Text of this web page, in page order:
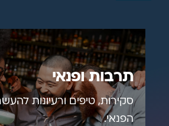
תרבות ופנאי
סקירות, טיפים ורעיונות
הפנאי.